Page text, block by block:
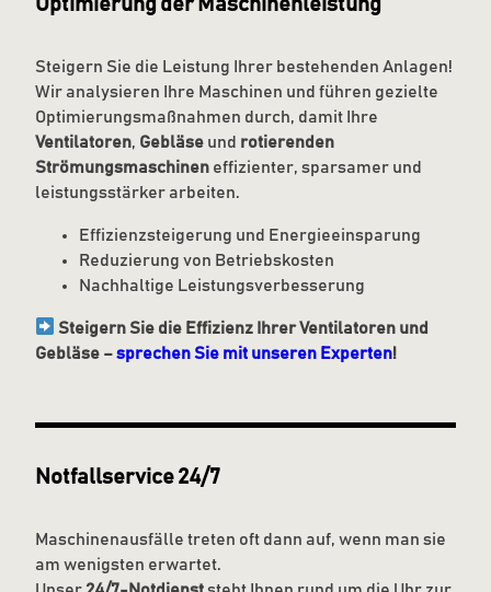
Steigern Sie die Leistung Ihrer bestehenden Anlagen!
Wir analysieren Ihre Maschinen und führen gezielte
Optimierungsmaßnahmen durch, damit Ihre
Ventilatoren, Gebläse und rotierenden
Strömungsmaschinen effizienter, sparsamer und
leistungsstärker arbeiten.
Effizienzsteigerung und Energieeinsparung
Reduzierung von Betriebskosten
Nachhaltige Leistungsverbesserung
Steigern Sie die Effizienz Ihrer Ventilatoren und
Gebläse –sprechen Sie mit unseren Experten!
Notfallservice 24/7
Maschinenausfälle treten oft dann auf, wenn man sie
am wenigsten erwartet.